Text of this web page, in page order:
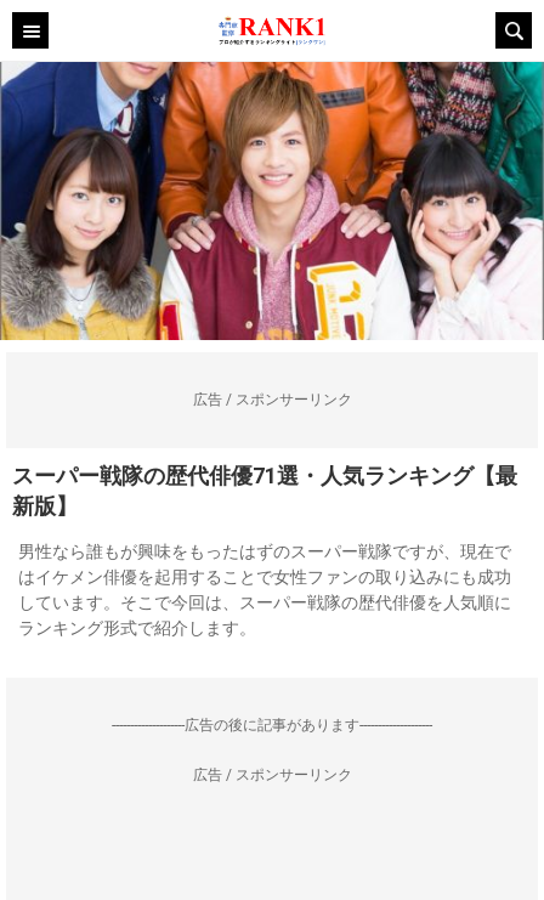
広告 / スポンサーリンク
スーパー戦隊の歴代俳優71選・人気ランキング【最
新版】
男性なら誰もが興味をもったはずのスーパー戦隊ですが、現在で
はイケメン俳優を起用することで女性ファンの取り込みにも成功
しています。そこで今回は、スーパー戦隊の歴代俳優を人気順に
ランキング形式で紹介します。
--------------------広告の後に記事があります--------------------
広告 / スポンサーリンク